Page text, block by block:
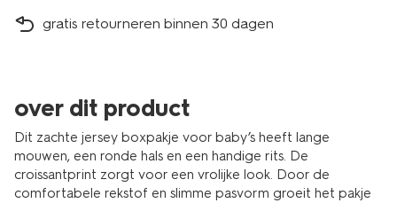
gratis retourneren binnen 30 dagen
over dit product
Dit zachte jersey boxpakje voor baby’s heeft lange
mouwen, een ronde hals en een handige rits. De
croissantprint zorgt voor een vrolijke look. Door de
comfortabele rekstof en slimme pasvorm groeit het pakje